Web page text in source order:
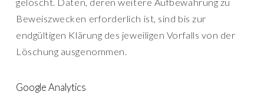
Beweiszwecken erforderlich ist, sind bis zur
endgültigen Klärung des jeweiligen Vorfalls von der
Löschung ausgenommen.
Google Analytics